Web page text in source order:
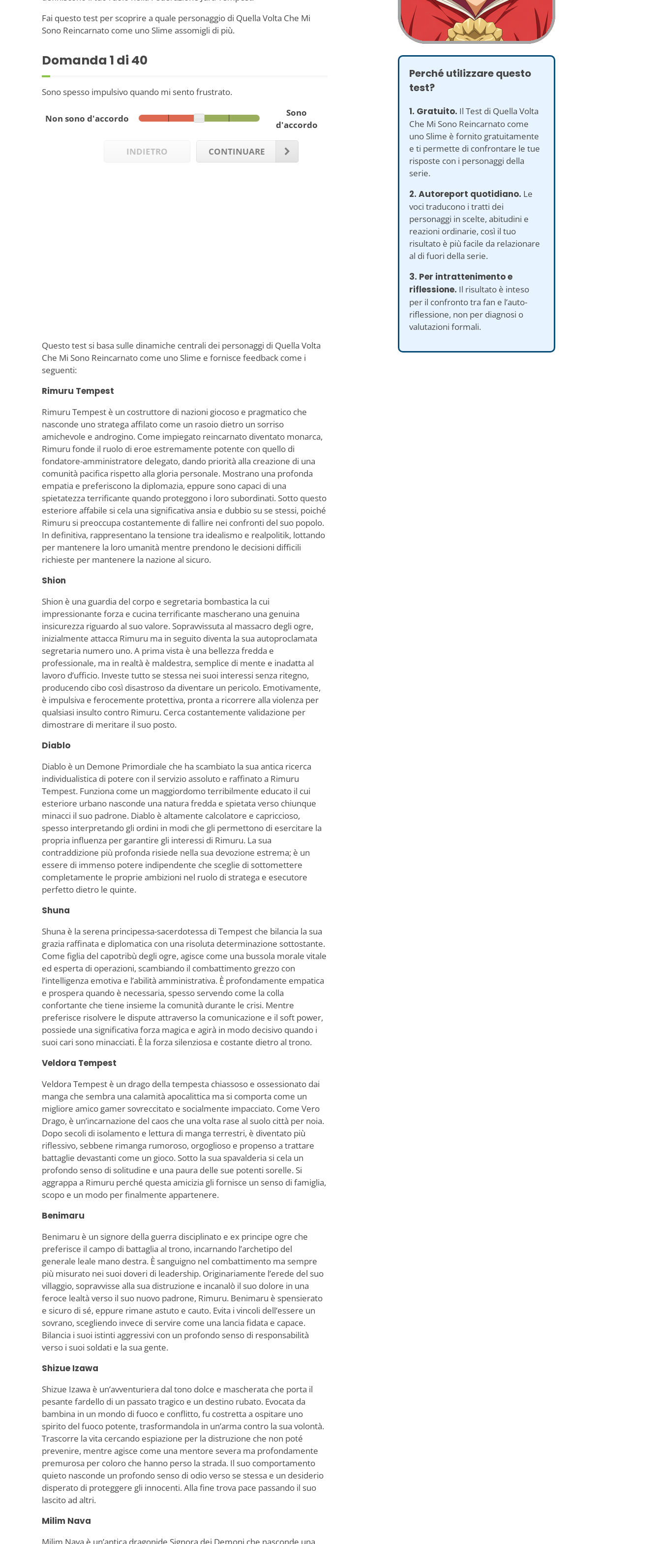
Fai questo test per scoprire a quale personaggio di Quella Volta Che Mi
Sono Reincarnato come uno Slime assomigli di più.
Domanda 1 di 40
Sono spesso impulsivo quando mi sento frustrato.
Non sono d'accordo
Sono
d'accordo
INDIETRO CONTINUARE
Questo test si basa sulle dinamiche centrali dei personaggi di Quella Volta
Che Mi Sono Reincarnato come uno Slime e fornisce feedback come i
seguenti:
Rimuru Tempest
Rimuru Tempest è un costruttore di nazioni giocoso e pragmatico che
nasconde uno stratega affilato come un rasoio dietro un sorriso
amichevole e androgino. Come impiegato reincarnato diventato monarca,
Rimuru fonde il ruolo di eroe estremamente potente con quello di
fondatore-amministratore delegato, dando priorità alla creazione di una
comunità pacifica rispetto alla gloria personale. Mostrano una profonda
empatia e preferiscono la diplomazia, eppure sono capaci di una
spietatezza terrificante quando proteggono i loro subordinati. Sotto questo
esteriore affabile si cela una significativa ansia e dubbio su se stessi, poiché
Rimuru si preoccupa costantemente di fallire nei confronti del suo popolo.
In definitiva, rappresentano la tensione tra idealismo e realpolitik, lottando
per mantenere la loro umanità mentre prendono le decisioni difficili
richieste per mantenere la nazione al sicuro.
Shion
Shion è una guardia del corpo e segretaria bombastica la cui
impressionante forza e cucina terrificante mascherano una genuina
insicurezza riguardo al suo valore. Sopravvissuta al massacro degli ogre,
inizialmente attacca Rimuru ma in seguito diventa la sua autoproclamata
segretaria numero uno. A prima vista è una bellezza fredda e
professionale, ma in realtà è maldestra, semplice di mente e inadatta al
lavoro d’ufficio. Investe tutto se stessa nei suoi interessi senza ritegno,
producendo cibo così disastroso da diventare un pericolo. Emotivamente,
è impulsiva e ferocemente protettiva, pronta a ricorrere alla violenza per
qualsiasi insulto contro Rimuru. Cerca costantemente validazione per
dimostrare di meritare il suo posto.
Diablo
Diablo è un Demone Primordiale che ha scambiato la sua antica ricerca
individualistica di potere con il servizio assoluto e raffinato a Rimuru
Tempest. Funziona come un maggiordomo terribilmente educato il cui
esteriore urbano nasconde una natura fredda e spietata verso chiunque
minacci il suo padrone. Diablo è altamente calcolatore e capriccioso,
spesso interpretando gli ordini in modi che gli permettono di esercitare la
propria influenza per garantire gli interessi di Rimuru. La sua
contraddizione più profonda risiede nella sua devozione estrema; è un
essere di immenso potere indipendente che sceglie di sottomettere
completamente le proprie ambizioni nel ruolo di stratega e esecutore
perfetto dietro le quinte.
Shuna
Shuna è la serena principessa-sacerdotessa di Tempest che bilancia la sua
grazia raffinata e diplomatica con una risoluta determinazione sottostante.
Come figlia del capotribù degli ogre, agisce come una bussola morale vitale
ed esperta di operazioni, scambiando il combattimento grezzo con
l’intelligenza emotiva e l’abilità amministrativa. È profondamente empatica
e prospera quando è necessaria, spesso servendo come la colla
confortante che tiene insieme la comunità durante le crisi. Mentre
preferisce risolvere le dispute attraverso la comunicazione e il soft power,
possiede una significativa forza magica e agirà in modo decisivo quando i
suoi cari sono minacciati. È la forza silenziosa e costante dietro al trono.
Veldora Tempest
Veldora Tempest è un drago della tempesta chiassoso e ossessionato dai
manga che sembra una calamità apocalittica ma si comporta come un
migliore amico gamer sovreccitato e socialmente impacciato. Come Vero
Drago, è un’incarnazione del caos che una volta rase al suolo città per noia.
Dopo secoli di isolamento e lettura di manga terrestri, è diventato più
riflessivo, sebbene rimanga rumoroso, orgoglioso e propenso a trattare
battaglie devastanti come un gioco. Sotto la sua spavalderia si cela un
profondo senso di solitudine e una paura delle sue potenti sorelle. Si
aggrappa a Rimuru perché questa amicizia gli fornisce un senso di famiglia,
scopo e un modo per finalmente appartenere.
Benimaru
Benimaru è un signore della guerra disciplinato e ex principe ogre che
preferisce il campo di battaglia al trono, incarnando l’archetipo del
generale leale mano destra. È sanguigno nel combattimento ma sempre
più misurato nei suoi doveri di leadership. Originariamente l’erede del suo
villaggio, sopravvisse alla sua distruzione e incanalò il suo dolore in una
feroce lealtà verso il suo nuovo padrone, Rimuru. Benimaru è spensierato
e sicuro di sé, eppure rimane astuto e cauto. Evita i vincoli dell’essere un
sovrano, scegliendo invece di servire come una lancia fidata e capace.
Bilancia i suoi istinti aggressivi con un profondo senso di responsabilità
verso i suoi soldati e la sua gente.
Shizue Izawa
Shizue Izawa è un’avventuriera dal tono dolce e mascherata che porta il
pesante fardello di un passato tragico e un destino rubato. Evocata da
bambina in un mondo di fuoco e conflitto, fu costretta a ospitare uno
spirito del fuoco potente, trasformandola in un’arma contro la sua volontà.
Trascorre la vita cercando espiazione per la distruzione che non poté
prevenire, mentre agisce come una mentore severa ma profondamente
premurosa per coloro che hanno perso la strada. Il suo comportamento
quieto nasconde un profondo senso di odio verso se stessa e un desiderio
disperato di proteggere gli innocenti. Alla fine trova pace passando il suo
lascito ad altri.
Milim Nava
Perché utilizzare questo
test?
1. Gratuito. Il Test di Quella Volta
Che Mi Sono Reincarnato come
uno Slime è fornito gratuitamente
e ti permette di confrontare le tue
risposte con i personaggi della
serie.
2. Autoreport quotidiano. Le
voci traducono i tratti dei
personaggi in scelte, abitudini e
reazioni ordinarie, così il tuo
risultato è più facile da relazionare
al di fuori della serie.
3. Per intrattenimento e
riflessione. Il risultato è inteso
per il confronto tra fan e l’auto-
riflessione, non per diagnosi o
valutazioni formali.